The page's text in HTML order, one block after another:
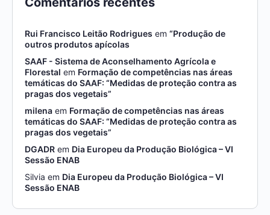
Rui Francisco Leitão Rodrigues em “Produção de
outros produtos apícolas
SAAF - Sistema de Aconselhamento Agrícola e
Florestal em Formação de competências nas áreas
temáticas do SAAF: “Medidas de proteção contra as
pragas dos vegetais”
milena em Formação de competências nas áreas
temáticas do SAAF: “Medidas de proteção contra as
pragas dos vegetais”
DGADR em Dia Europeu da Produção Biológica – VI
Sessão ENAB
Silvia em Dia Europeu da Produção Biológica – VI
Sessão ENAB